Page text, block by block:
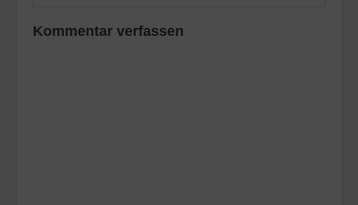
Kommentar verfassen